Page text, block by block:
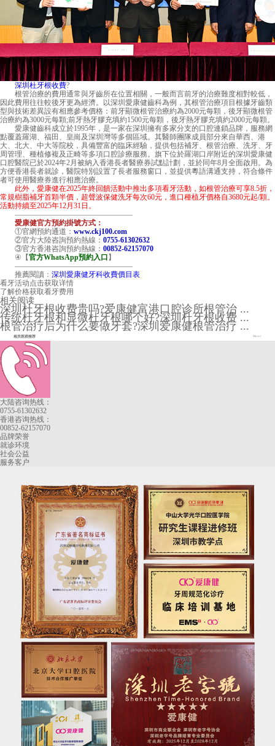
深圳杜牙根收費?
根管治療的費用通常與牙齒所在位置相關，一般而言前牙的治療難度相對較低，
因此費用往往較後牙更為經濟。以深圳愛康健齒科為例，其根管治療項目根據牙齒類
型與技術差異設有相應參考價格：前牙顯微根管治療約為2000元每顆，後牙顯微根管
治療約為3000元每顆;前牙熱牙膠充填約1500元每顆，後牙熱牙膠充填約2000元每顆。
愛康健齒科成立於1995年，是一家在深圳擁有多家分支的口腔連鎖品牌，服務網
點覆蓋羅湖、福田、皇崗及深圳灣等多個區域。其醫師團隊成員部分來自華西、港
大、北大、中大等院校，具備豐富的臨床經驗，提供包括補牙、根管治療、洗牙、牙
周管理、種植修複及正畸等多項口腔診療服務。旗下位於羅湖口岸附近的深圳愛康健
口腔醫院已於2024年2月被納入香港長者醫療券試點計劃，並於同年8月全面啟用。為
方便香港長者就診，醫院特別設置了長者服務窗口，並提供粵語溝通支持，符合條件
者可使用醫療券進行相應治療。
此外，愛康健在2025年終回饋活動中推出多項看牙活動，如根管治療可享8.5折，
常規樹脂補牙首顆半價，超聲波保健洗牙每次60元，進口種植牙價格自3680元起/顆。
活動持續至2025年12月31日。
————————————————
愛康健官方預約掛號方式：
①官網預約通道： www.ckj100.com
②官方大陸咨詢預約熱線： 0755-61302632
③官方香港咨詢預約熱線： 00852-62157070
④【官方WhatsApp預約入口 】
————————————————
推薦閱讀： 深圳愛康健牙科收費價目表
看牙活动点击获取详情
了解价格获取看牙费用
相关阅读
深圳杜牙根收费贵吗?爱康健富港口腔诊所根管治 ...
传统杜牙根和显微杜牙根哪个好?深圳杜牙根收费 ...
根管治疗后为什么要做牙套?深圳爱康健根管治疗 ...
相关医师推荐 More+
大陆咨询热线：
0755-61302632
香港咨询热线：
00852-62157070
品牌荣誉
就诊环境
社会公益
服务客户